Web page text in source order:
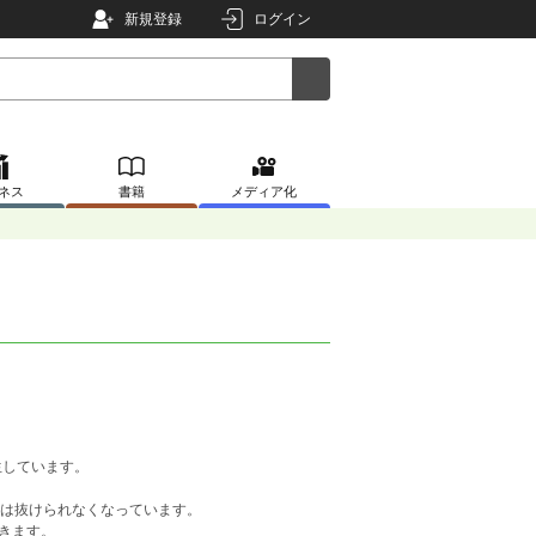
新規登録 ログイン
ス 書籍 メディア化
ています。
けられなくなっています。
ます。